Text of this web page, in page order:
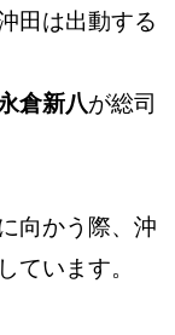
田は出動する
倉新八が総司
向かう際、沖
ています。